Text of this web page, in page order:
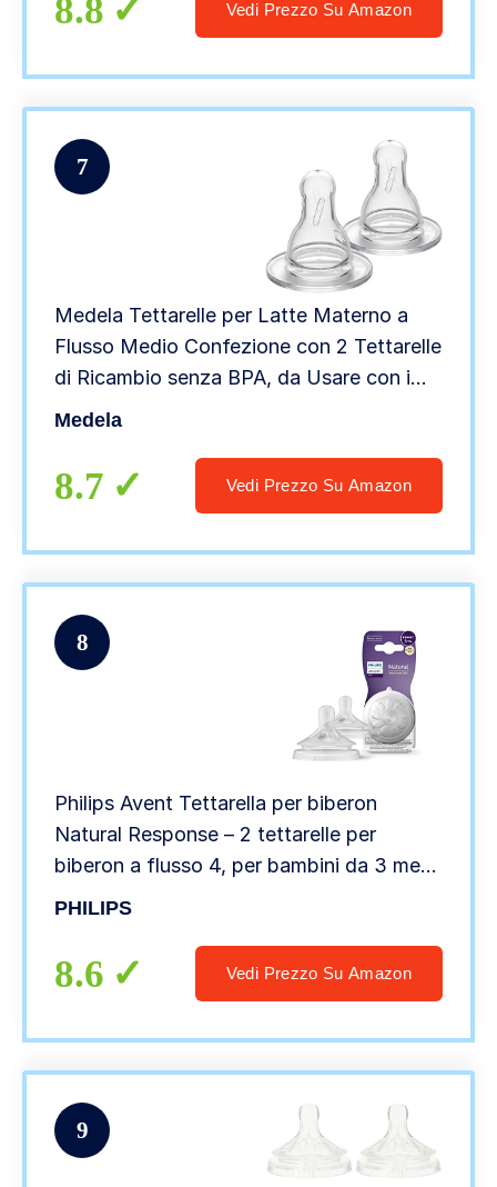
8.8 Vedi Prezzo Su Amazon
7
Medela Tettarelle per Latte Materno a
Flusso Medio Confezione con 2 Tettarelle
di Ricambio senza BPA, da Usare con i
Biberon Medela
Medela
8.7 Vedi Prezzo Su Amazon
8
Philips Avent Tettarella per biberon
Natural Response – 2 tettarelle per
biberon a flusso 4, per bambini da 3 mesi
in su, senza BPA (modello SCY964/02)
PHILIPS
8.6 Vedi Prezzo Su Amazon
9